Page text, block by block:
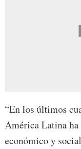
“En los últimos
América Latina ha
económico y